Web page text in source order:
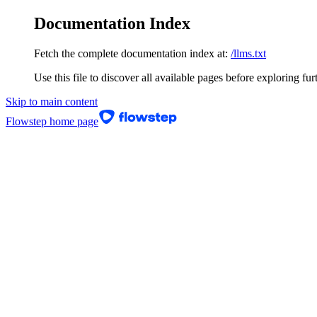
Documentation Index
Fetch the complete documentation index at: /llms.txt
Use this file to discover all available pages before exploring
Skip to main content
Flowstep home page